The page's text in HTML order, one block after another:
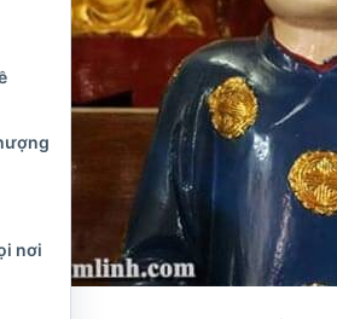
nơi